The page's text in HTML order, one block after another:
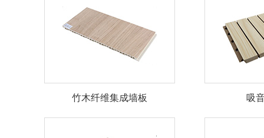
竹木纤维集成墙板 吸